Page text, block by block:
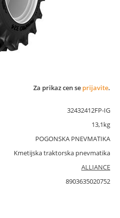
Za prikaz cen se prijavite.
32432412FP-IG
13,1kg
POGONSKA PNEVMATIKA
Kmetijska traktorska pnevmatika
ALLIANCE
8903635020752